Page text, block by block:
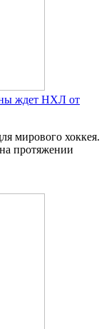
ждет НХЛ от
мирового хоккея.
протяжении